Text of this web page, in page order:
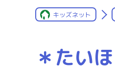
キッズネット
＊たい